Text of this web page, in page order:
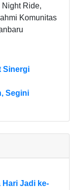
Ride,
Komunitas
Sinergi
Segini
Hari Jadi ke-